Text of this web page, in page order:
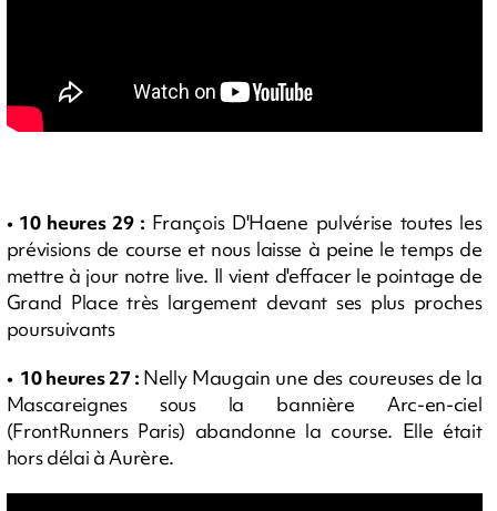
• 10 heures 29 : François D'Haene pulvérise toutes les
prévisions de course et nous laisse à peine le temps de
mettre à jour notre live. Il vient d'effacer le pointage de
Grand Place très largement devant ses plus proches
poursuivants
• 10 heures 27 : Nelly Maugain une des coureuses de la
Mascareignes sous la bannière Arc-en-ciel
(FrontRunners Paris) abandonne la course. Elle était
hors délai à Aurère.